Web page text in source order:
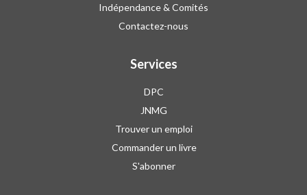
Indépendance & Comités
Contactez-nous
Services
DPC
JNMG
Trouver un emploi
Commander un livre
S'abonner